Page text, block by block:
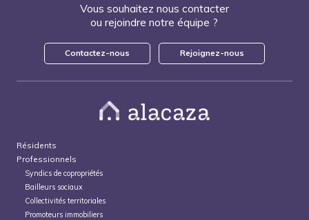
Vous souhaitez nous contacter
ou rejoindre notre équipe ?
Contactez-nous Rejoignez-nous
Résidents
Professionnels
Syndics de copropriétés
Bailleurs sociaux
Collectivités territoriales
Promoteurs immobiliers